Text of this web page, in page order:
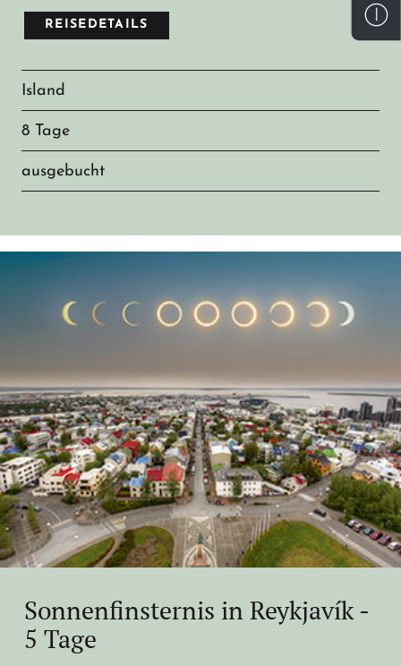
REISEDETAILS
Island
8 Tage
ausgebucht
Sonnenfinsternis in Reykjavík -
5 Tage